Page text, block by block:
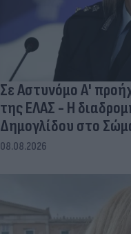
Σε Αστυνόμο Α'
της ΕΛΑΣ - Η
Δημογλίδου στο
08.08.2026